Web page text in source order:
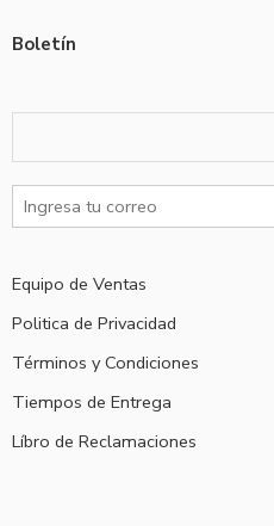
Boletín
Equipo de Ventas
Politica de Privacidad
Términos y Condiciones
Tiempos de Entrega
Líbro de Reclamaciones